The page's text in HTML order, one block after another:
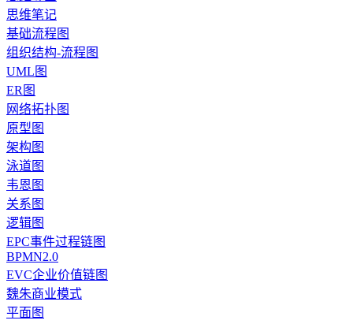
思维笔记
基础流程图
组织结构-流程图
UML图
ER图
网络拓扑图
原型图
架构图
泳道图
韦恩图
关系图
逻辑图
EPC事件过程链图
BPMN2.0
EVC企业价值链图
魏朱商业模式
平面图